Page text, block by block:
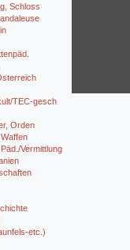
Schloss
TEC-gesch
Orden
Vermittlung
etc.)